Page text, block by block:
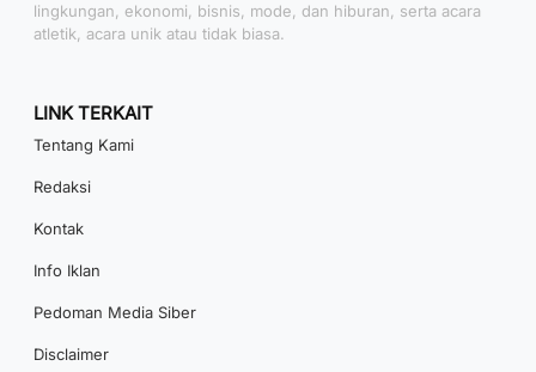
lingkungan, ekonomi, bisnis, mode, dan hiburan, serta acara
atletik, acara unik atau tidak biasa.
LINK TERKAIT
Tentang Kami
Redaksi
Kontak
Info Iklan
Pedoman Media Siber
Disclaimer